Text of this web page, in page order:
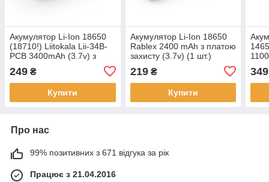
Акумулятор Li-Ion 18650
(18710!) Liitokala Lii-34B-
PCB 3400mAh (3.7v) з
249 ₴
Купити
Акумулятор Li-Ion 18650
Rablex 2400 mAh з платою
захисту (3.7v) (1 шт.)
219₴
Купити
349
Про нас
99% позитивних з 671 відгука за рік
Працює з 21.04.2016